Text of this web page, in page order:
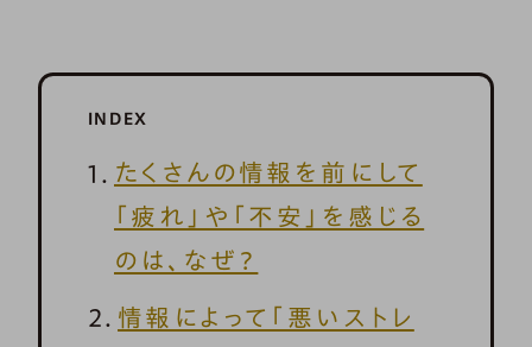
INDEX
たくさんの情報を前にして
「疲れ」や「不安」を感じる
のは、なぜ？
情報によって「悪いストレ